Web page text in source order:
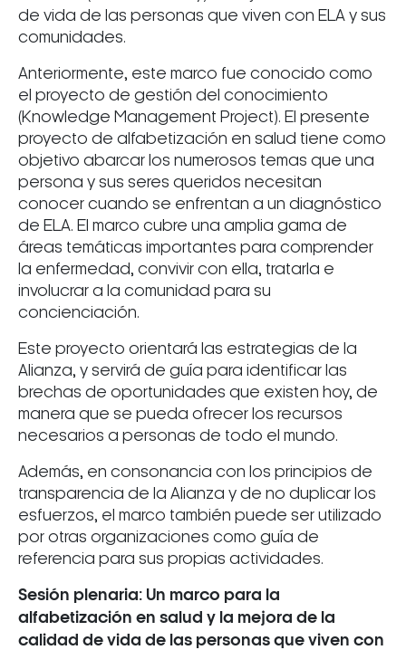
de vida de las personas que viven con ELA y sus
comunidades.
Anteriormente, este marco fue conocido como
el proyecto de gestión del conocimiento
(Knowledge Management Project). El presente
proyecto de alfabetización en salud tiene como
objetivo abarcar los numerosos temas que una
persona y sus seres queridos necesitan
conocer cuando se enfrentan a un diagnóstico
de ELA. El marco cubre una amplia gama de
áreas temáticas importantes para comprender
la enfermedad, convivir con ella, tratarla e
involucrar a la comunidad para su
concienciación.
Este proyecto orientará las estrategias de la
Alianza, y servirá de guía para identificar las
brechas de oportunidades que existen hoy, de
manera que se pueda ofrecer los recursos
necesarios a personas de todo el mundo.
Además, en consonancia con los principios de
transparencia de la Alianza y de no duplicar los
esfuerzos, el marco también puede ser utilizado
por otras organizaciones como guía de
referencia para sus propias actividades.
Sesión plenaria: Un marco para la
alfabetización en salud y la mejora de la
calidad de vida de las personas que viven con